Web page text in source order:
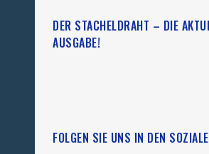
DER STACHELDRAHT – DIE
AUSGABE!
FOLGEN SIE UNS IN DEN